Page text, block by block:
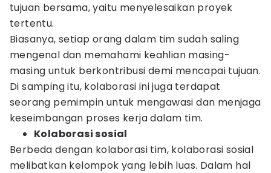
tujuan bersama, yaitu menyelesaikan proyek
tertentu.
Biasanya, setiap orang dalam tim sudah saling
mengenal dan memahami keahlian masing-
masing untuk berkontribusi demi mencapai tujuan.
Di samping itu, kolaborasi ini juga terdapat
seorang pemimpin untuk mengawasi dan menjaga
keseimbangan proses kerja dalam tim.
Kolaborasi sosial
Berbeda dengan kolaborasi tim, kolaborasi sosial
melibatkan kelompok yang lebih luas. Dalam hal